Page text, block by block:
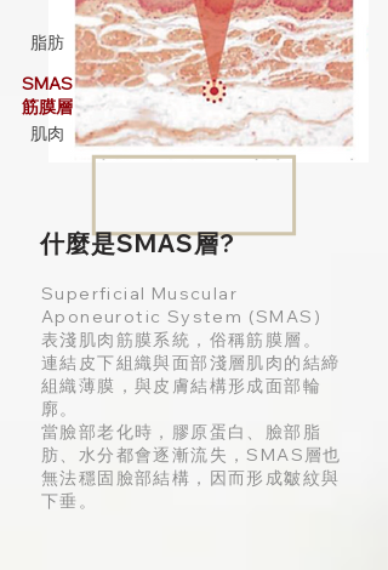
脂肪
SMAS
筋膜層
肌肉
什麼是SMAS層?
Superficial Muscular
Aponeurotic System (SMAS)
表淺肌肉筋膜系統，俗稱筋膜層。
連結皮下組織與面部淺層肌肉的結締
組織薄膜，與皮膚結構形成面部輪
廓。
當臉部老化時，膠原蛋白、臉部脂
肪、水分都會逐漸流失，SMAS層也
無法穩固臉部結構，因而形成皺紋與
下垂。